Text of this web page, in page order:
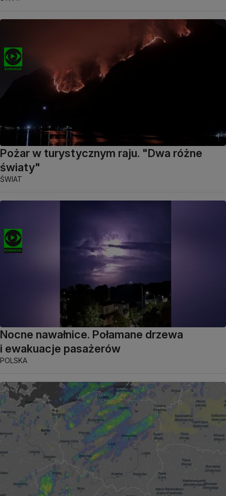
Pożar w turystycznym raju. "Dwa różne
światy"
ŚWIAT
Nocne nawałnice. Połamane drzewa
i ewakuacje pasażerów
POLSKA